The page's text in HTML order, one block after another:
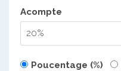
Acompte
Poucentage (%)